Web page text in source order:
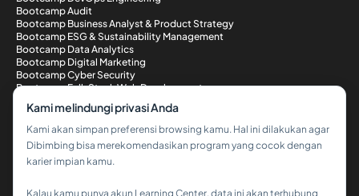
Bootcamp Audit
Bootcamp Business Analyst & Product Strategy
Bootcamp ESG & Sustainability Management
Bootcamp Data Analytics
Bootcamp Digital Marketing
Bootcamp Cyber Security
Bootcamp Full-Stack Web Development
Metode Pembayaran
Kami melindungi privasi Anda
Kami akan simpan preferensi browsing kamu. Hal ini dilakukan agar
Dibimbing bisa merekomendasikan program yang cocok dengan
karier impian kamu.
Kalau kamu punya akun Learning Center, data ini akan terhubung